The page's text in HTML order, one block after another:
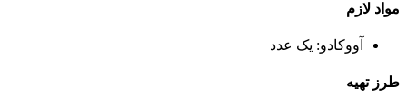
مواد لازم
آووکادو: یک عدد
طرز تهیه